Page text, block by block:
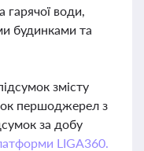
гарячої води,
будинками та
змісту
першоджерел з
за добу
LIGA360.